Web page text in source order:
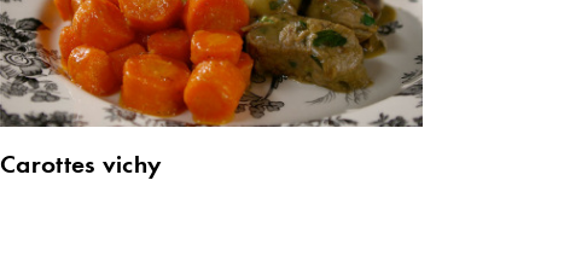
Carottes vichy